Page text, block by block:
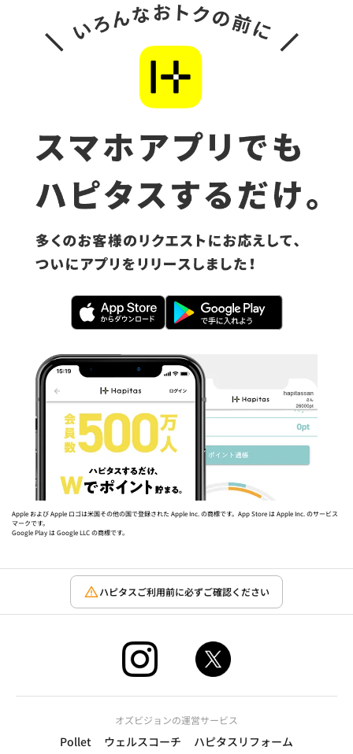
Apple および Apple ロゴは米国その他の国で登録された Apple Inc. の商標です。App Store は Apple Inc. のサービス
マークです。
Google Play は Google LLC の商標です。
ハピタスご利用前に必ずご確認ください
オズビジョンの運営サービス
Pollet ウェルスコーチ ハピタスリフォーム